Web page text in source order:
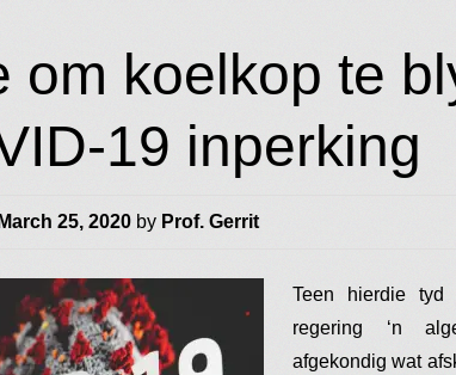
om koelkop te
19 inperking
March 25, 2020 by Prof. Gerrit
Teen hierdie
regering ‘n
afgekondig wat